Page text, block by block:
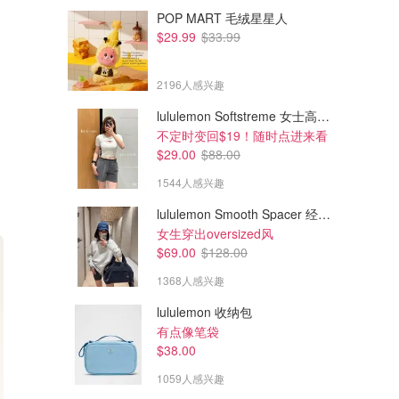
POP MART 毛绒星星人
$29.99 $33.99
2196人感兴趣
lululemon Softstreme 女士高腰短裤 10cm
不定时变回$19！随时点进来看
$29.00 $88.00
1544人感兴趣
lululemon Smooth Spacer 经典卫衣
女生穿出oversized风
$69.00 $128.00
1368人感兴趣
lululemon 收纳包
有点像笔袋
$38.00
1059人感兴趣